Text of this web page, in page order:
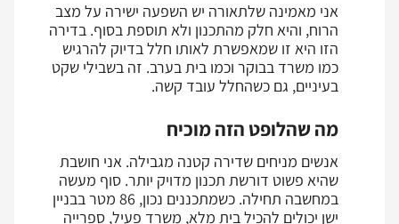
אני מאמינה שלתאורה יש השפעה ישירה על מצב
הרוח, והיא חלק מהתכנון ולא תוספת בסוף. בדירה
הזו היא זו שמאפשרת לאותו חלל בדיוק להרגיש
כמו משרד בבוקר וכמו בית בערב. זה בשבילי שקט
בעיניים, גם כשהחלל עובד קשה.
מה שהלופט הזה מוכיח
אנשים מניחים שדירה קטנה מגבילה. אני חושבת
שהיא פשוט דורשת תכנון מדויק יותר. סוף מעשה
במחשבה תחילה. כשמתכננים נכון, 86 מטר בבניין
ישן יכולים להכיל בית מלא, משרד פעיל, ספרייה